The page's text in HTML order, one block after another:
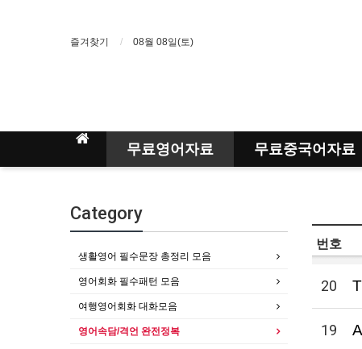
즐겨찾기 08월 08일(토)
무료영어자료 무료중국어자료
번호
20
19
Category
생활영어 필수문장 총정리 모음
영어회화 필수패턴 모음
여행영어회화 대화모음
영어속담/격언 완전정복